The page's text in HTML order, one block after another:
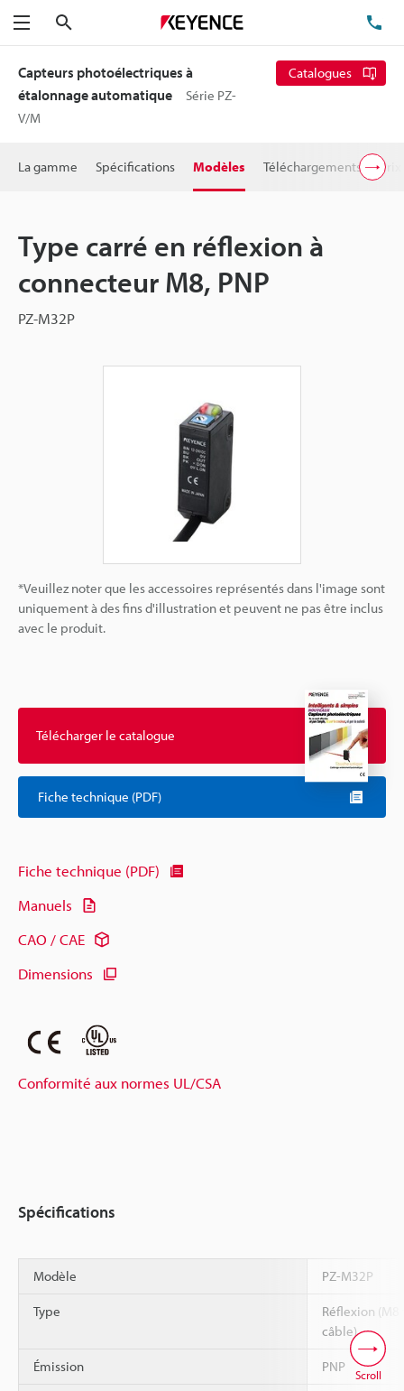
Menu
Capteurs photoélectriques à
étalonnage automatique
Série PZ-
V/M
Catalogues
La gamme Spécifications Modèles Téléchargements Prix
Type carré en réflexion à
connecteur M8, PNP
PZ-M32P
*Veuillez noter que les accessoires représentés dans l'image sont
uniquement à des fins d'illustration et peuvent ne pas être inclus
avec le produit.
Télécharger le catalogue
Fiche technique (PDF)
Fiche technique (PDF)
Manuels
CAO / CAE
Dimensions
Conformité aux normes UL/CSA
Spécifications
Modèle PZ-M32P
Type
Réflexion
câble)
Émission PNP Scroll